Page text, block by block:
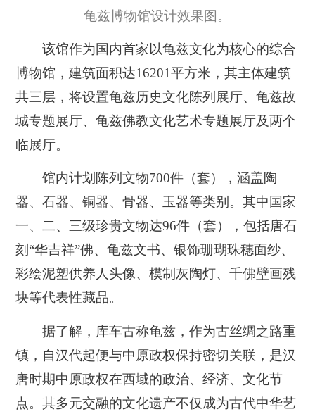
龟兹博物馆设计效果图。
该馆作为国内首家以龟兹文化为核心的综合
博物馆，建筑面积达16201平方米，其主体建筑
共三层，将设置龟兹历史文化陈列展厅、龟兹故
城专题展厅、龟兹佛教文化艺术专题展厅及两个
临展厅。
馆内计划陈列文物700件（套），涵盖陶
器、石器、铜器、骨器、玉器等类别。其中国家
一、二、三级珍贵文物达96件（套），包括唐石
刻“华吉祥”佛、龟兹文书、银饰珊瑚珠穗面纱、
彩绘泥塑供养人头像、模制灰陶灯、千佛壁画残
块等代表性藏品。
据了解，库车古称龟兹，作为古丝绸之路重
镇，自汉代起便与中原政权保持密切关联，是汉
唐时期中原政权在西域的政治、经济、文化节
点。其多元交融的文化遗产不仅成为古代中华艺